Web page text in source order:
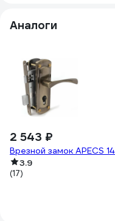
Аналоги
2 543 ₽
Врезной замок APECS
3.9
(17)